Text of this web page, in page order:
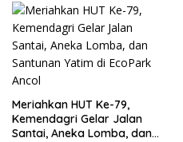
Meriahkan HUT Ke-79,
Kemendagri Gelar Jalan
Santai, Aneka Lomba, dan